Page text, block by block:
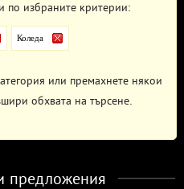
по избраните критерии:
Коледа
или премахнете някои
обхвата на търсене.
предложения